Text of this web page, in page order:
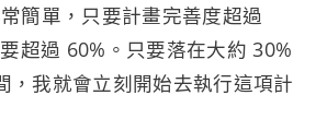
簡單，只要計畫完善度超過
超過 60%。只要落在大約 30%
，我就會立刻開始去執行這項計